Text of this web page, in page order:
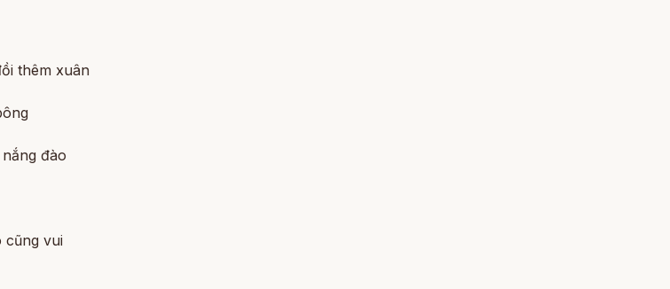
thêm xuân
đào
cũng vui